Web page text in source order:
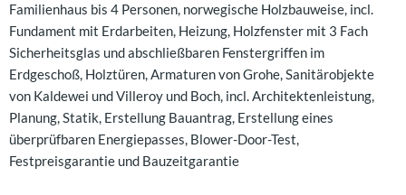
Familienhaus bis 4 Personen, norwegische Holzbauweise, incl.
Fundament mit Erdarbeiten, Heizung, Holzfenster mit 3 Fach
Sicherheitsglas und abschließbaren Fenstergriffen im
Erdgeschoß, Holztüren, Armaturen von Grohe, Sanitärobjekte
von Kaldewei und Villeroy und Boch, incl. Architektenleistung,
Planung, Statik, Erstellung Bauantrag, Erstellung eines
überprüfbaren Energiepasses, Blower-Door-Test,
Festpreisgarantie und Bauzeitgarantie